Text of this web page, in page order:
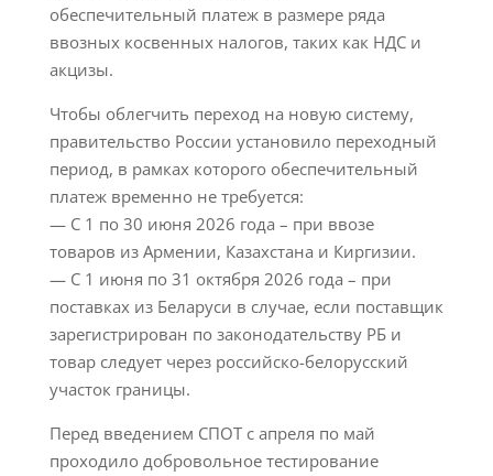
обеспечительный платеж в размере ряда
ввозных косвенных налогов, таких как НДС и
акцизы.
Чтобы облегчить переход на новую систему,
правительство России установило переходный
период, в рамках которого обеспечительный
платеж временно не требуется:
— С 1 по 30 июня 2026 года – при ввозе
товаров из Армении, Казахстана и Киргизии.
— С 1 июня по 31 октября 2026 года – при
поставках из Беларуси в случае, если поставщик
зарегистрирован по законодательству РБ и
товар следует через российско-белорусский
участок границы.
Перед введением СПОТ с апреля по май
проходило добровольное тестирование